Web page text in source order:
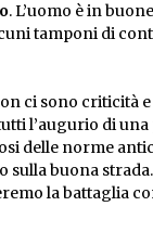
. L’uomo è in
tamponi di
ci sono criticità
l’augurio di
delle norme
buona
la battaglia